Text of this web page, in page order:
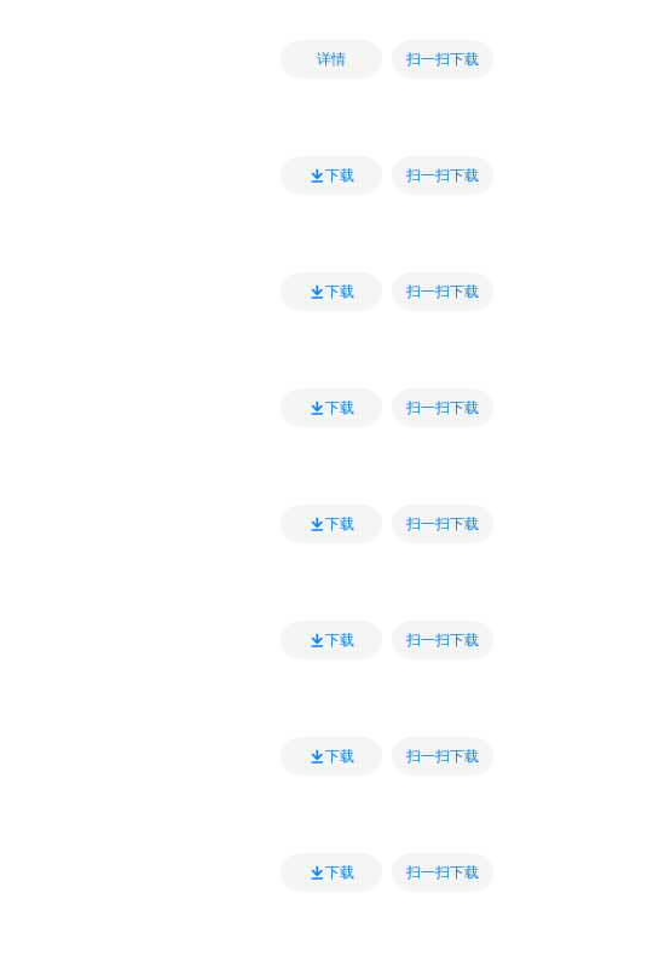
详情 扫一扫下载
下载 扫一扫下载
下载 扫一扫下载
下载 扫一扫下载
下载 扫一扫下载
下载 扫一扫下载
下载 扫一扫下载
下载 扫一扫下载